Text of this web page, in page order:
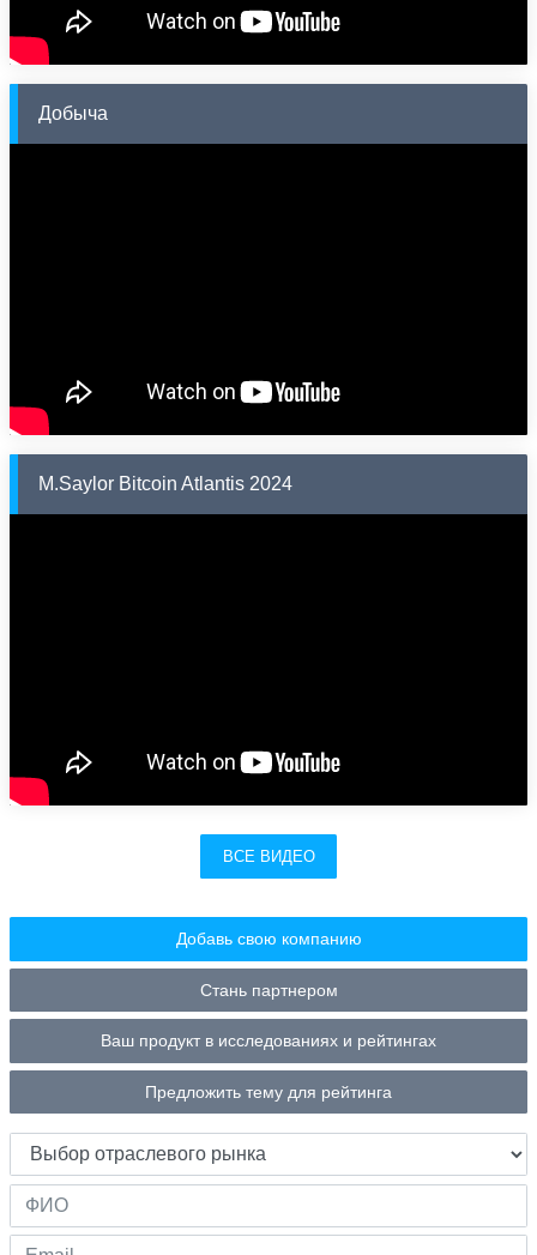
Добыча
M.Saylor Bitcoin Atlantis 2024
ВСЕ ВИДЕО
Добавь свою компанию
Стань партнером
Ваш продукт в исследованиях и рейтингах
Предложить тему для рейтинга